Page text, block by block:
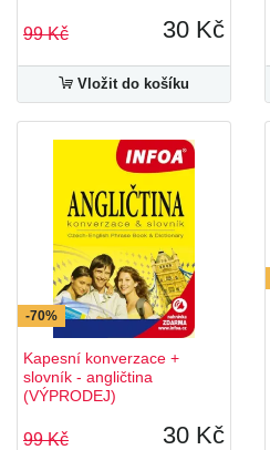
99 Kč 30 Kč
Vložit do košíku
-70%
Kapesní konverzace +
slovník - angličtina
(VÝPRODEJ)
99 Kč 30 Kč